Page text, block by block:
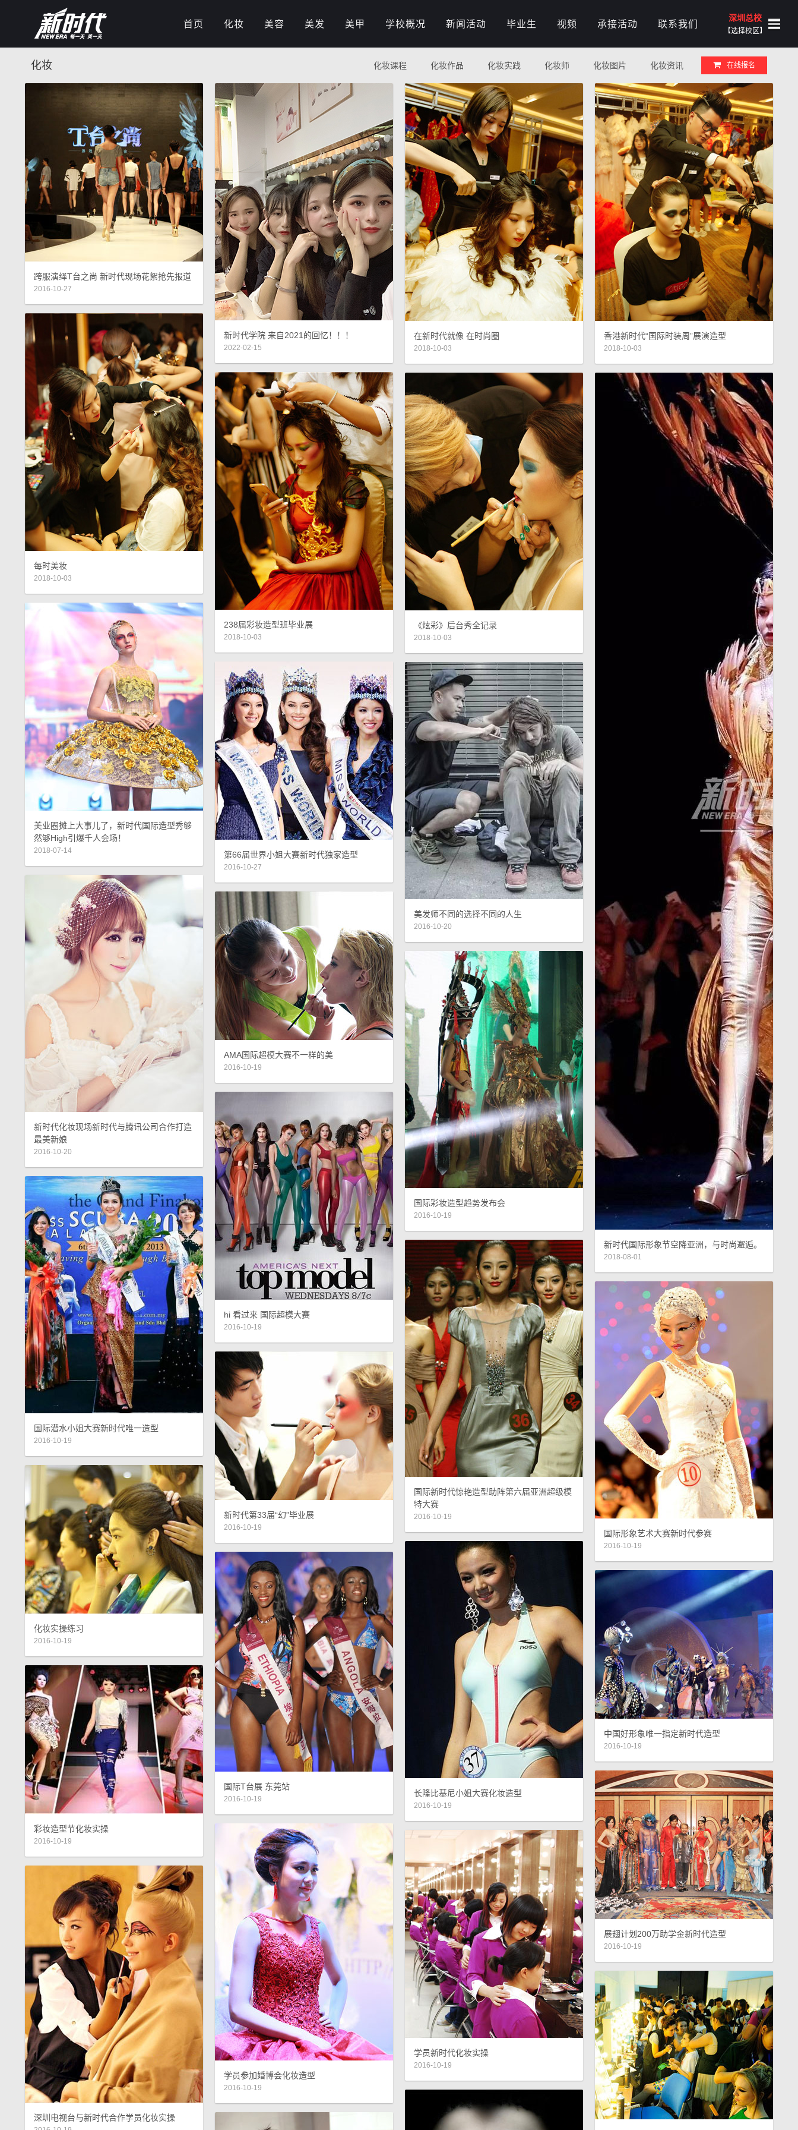
首页 化妆 美容 美发 美甲 学校概况 新闻活动 毕业生 视频 承接活动 联系我们
深圳总校
【选择校区】
化妆 化妆课程 化妆作品 化妆实践 化妆师 化妆图片 化妆资讯 在线报名
跨服演绎T台之尚 新时代现场花絮抢先报道
2016-10-27
新时代学院 来自2021的回忆！！！
2022-02-15
在新时代就像 在时尚圈
2018-10-03
香港新时代“国际时装周”展演造型
2018-10-03
每时美妆
2018-10-03
238届彩妆造型班毕业展
2018-10-03
《炫彩》后台秀全记录
2018-10-03
新时代国际形象节空降亚洲，与时尚邂逅。
2018-08-01
美业圈摊上大事儿了，新时代国际造型秀够
然够High引爆千人会场！
2018-07-14 第66届世界小姐大赛新时代独家造型
2016-10-27
美发师不同的选择不同的人生
2016-10-20
新时代化妆现场新时代与腾讯公司合作打造
最美新娘
2016-10-20
AMA国际超模大赛不一样的美
2016-10-19
国际彩妆造型趋势发布会
2016-10-19
hi 看过来 国际超模大赛
2016-10-19
国际潜水小姐大赛新时代唯一造型
2016-10-19
国际新时代惊艳造型助阵第六届亚洲超级模
特大赛
2016-10-19
国际形象艺术大赛新时代参赛
2016-10-19
新时代第33届“幻”毕业展
2016-10-19
化妆实操练习
2016-10-19
长隆比基尼小姐大赛化妆造型
2016-10-19
国际T台展 东莞站
2016-10-19
中国好形象唯一指定新时代造型
2016-10-19
彩妆造型节化妆实操
2016-10-19
展翅计划200万助学金新时代造型
2016-10-19
学员参加婚博会化妆造型
2016-10-19
学员新时代化妆实操
2016-10-19
深圳电视台与新时代合作学员化妆实操